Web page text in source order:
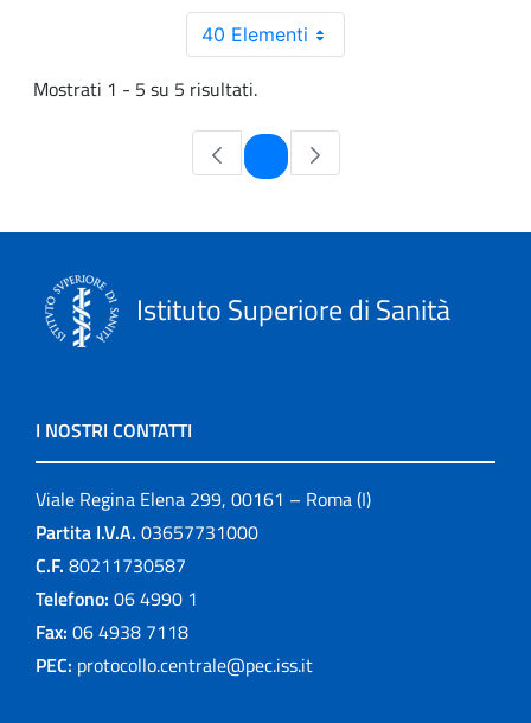
40 Elementi
Mostrati 1 - 5 su 5 risultati.
Pagina
Istituto Superiore di Sanità
I NOSTRI CONTATTI
Viale Regina Elena 299, 00161 – Roma (I)
Partita I.V.A. 03657731000
C.F. 80211730587
Telefono: 06 4990 1
Fax: 06 4938 7118
PEC: protocollo.centrale@pec.iss.it